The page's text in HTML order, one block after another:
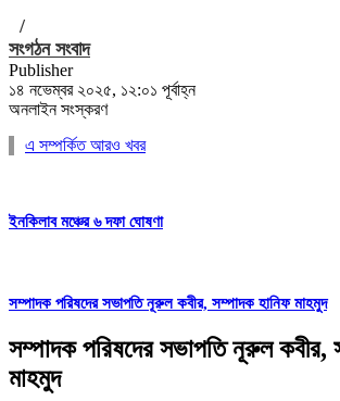
/
সংগঠন সংবাদ
Publisher
১৪ নভেম্বর ২০২৫, ১২:০১ পূর্বাহ্ন
অনলাইন সংস্করণ
এ সম্পর্কিত আরও খবর
ইনকিলাব মঞ্চের ৬ দফা ঘোষণা
সম্পাদক পরিষদের সভাপতি নূরুল কবীর, সম্পাদক হানিফ মাহমুদ
সম্পাদক পরিষদের সভাপতি নূরুল কবীর,
মাহমুদ